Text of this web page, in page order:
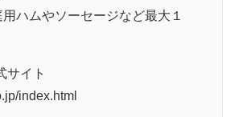
用ハムやソーセージなど最大１
サイト
index.html